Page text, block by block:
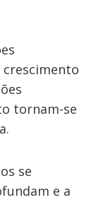
crescimento
tornam-se
se
e a